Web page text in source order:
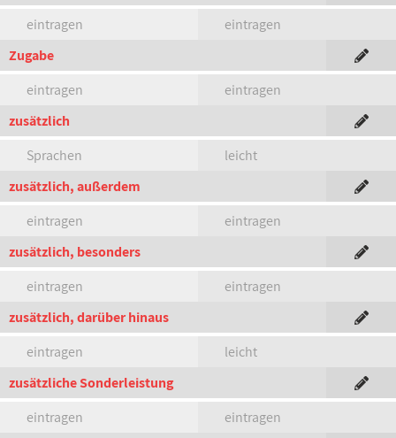
eintragen
eintragen
Zugabe
eintragen
eintragen
zusätzlich
Sprachen
leicht
zusätzlich, außerdem
eintragen
eintragen
zusätzlich, besonders
eintragen
eintragen
zusätzlich, darüber hinaus
eintragen
leicht
zusätzliche Sonderleistung
eintragen
eintragen